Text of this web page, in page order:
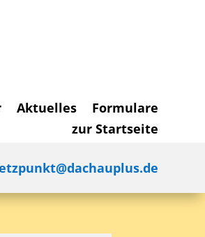
Aktuelles
Formulare
zur Startseite